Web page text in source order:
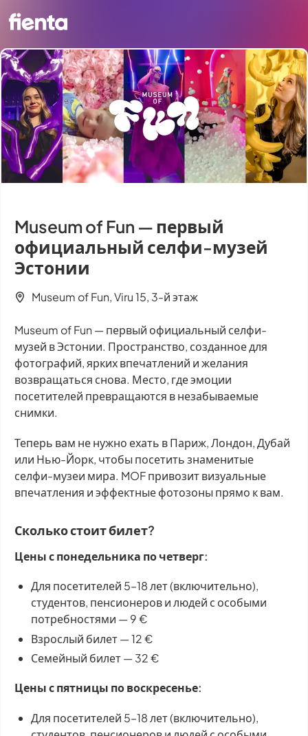
Museum of Fun — первый
официальный селфи-музей
Эстонии
Museum of Fun, Viru 15, 3-й этаж
Museum of Fun — первый официальный селфи-
музей в Эстонии. Пространство, созданное для
фотографий, ярких впечатлений и желания
возвращаться снова. Место, где эмоции
посетителей превращаются в незабываемые
снимки.
Теперь вам не нужно ехать в Париж, Лондон, Дубай
или Нью-Йорк, чтобы посетить знаменитые
селфи-музеи мира. MOF привозит визуальные
впечатления и эффектные фотозоны прямо к вам.
Сколько стоит билет?
Цены с понедельника по четверг:
Для посетителей 5–18 лет (включительно),
студентов, пенсионеров и людей с особыми
потребностями — 9 €
Взрослый билет — 12 €
Семейный билет — 32 €
Цены с пятницы по воскресенье:
Для посетителей 5–18 лет (включительно),